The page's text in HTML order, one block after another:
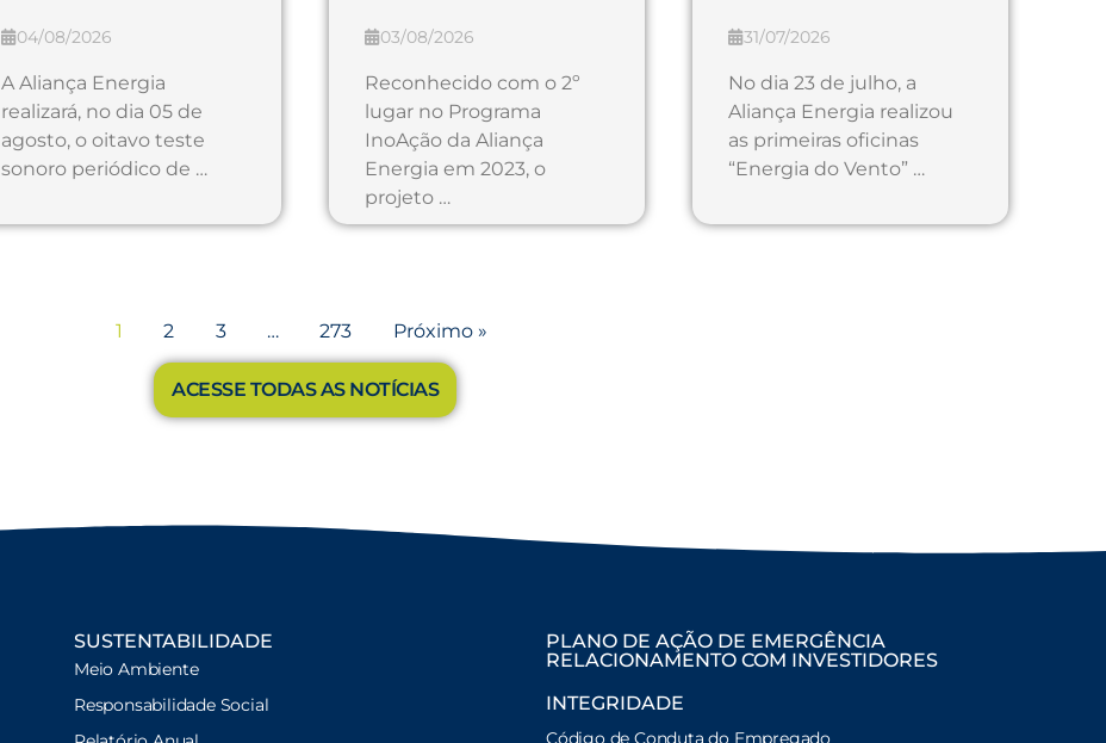
04/08/2026
A Aliança Energia
realizará, no dia 05 de
agosto, o oitavo teste
sonoro periódico de …
03/08/2026
Reconhecido com o 2º
lugar no Programa
InoAção da Aliança
Energia em 2023, o
projeto …
31/07/2026
No dia 23 de julho, a
Aliança Energia realizou
as primeiras oficinas
“Energia do Vento” …
1 2 3 … 273 Próximo »
ACESSE TODAS AS NOTÍCIAS
SUSTENTABILIDADE
Meio Ambiente
Responsabilidade Social
PLANO DE AÇÃO DE EMERGÊNCIA
RELACIONAMENTO COM INVESTIDORES
INTEGRIDADE